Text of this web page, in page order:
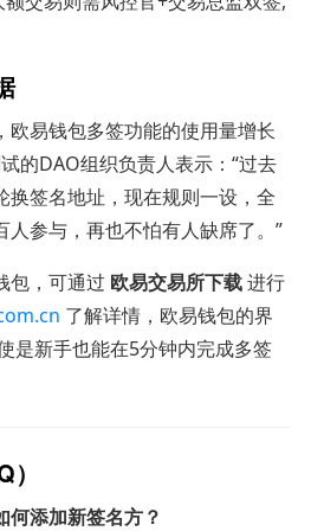
欧易钱包多签功能的使用量增长
的DAO组织负责人表示：“过去
换签名地址，现在规则一设，全
人参与，再也不怕有人缺席了。”
包，可通过 欧易交易所下载进行
了解详情，欧易钱包的界
是新手也能在5分钟内完成多签
何添加新签名方？